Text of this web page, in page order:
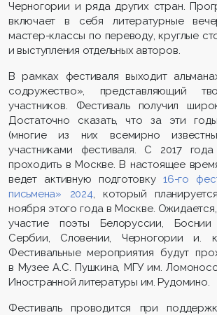
Черногории и ряда других стран.
включает в себя литературные
мастер-классы по переводу, круглые
и выступления отдельных авторов.
В рамках фестиваля выходит
содружество», представляющий
участников. Фестиваль получил
Достаточно сказать, что за эти
(многие из них всемирно
участниками фестиваля. С 2017
проходить в Москве. В настоящее
ведет активную подготовку 16-го
письмена» 2024, который
ноября этого года в Москве.
участие поэты Белоруссии, Боснии
Сербии, Словении, Черногории и.
Фестивальные мероприятия будут
в Музее А.С. Пушкина, МГУ им.
Иностранной литературы им. Рудомино.
Фестиваль проводится при